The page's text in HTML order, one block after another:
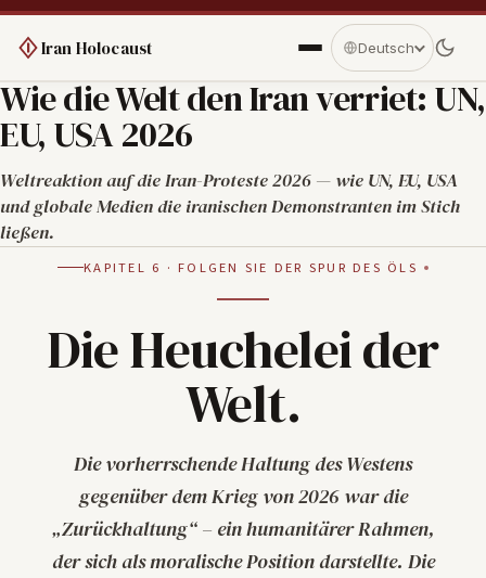
Iran Holocaust Deutsch
Wie die Welt den Iran verriet: UN,
EU, USA 2026
Weltreaktion auf die Iran-Proteste 2026 — wie UN, EU, USA
und globale Medien die iranischen Demonstranten im Stich
ließen.
KAPITEL 6 · FOLGEN SIE DER SPUR DES ÖLS
Die Heuchelei der
Welt.
Die vorherrschende Haltung des Westens
gegenüber dem Krieg von 2026 war die
„Zurückhaltung“ – ein humanitärer Rahmen,
der sich als moralische Position darstellte. Die